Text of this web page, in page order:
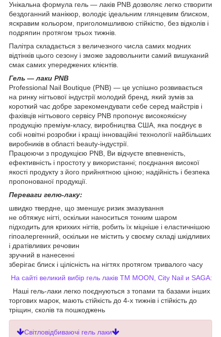
Унікальна формула гель ― лаків PNB дозволяє легко створити
бездоганний манікюр, володіє ідеальним глянцевим блиском,
яскравим кольором, приголомшливою стійкістю, без відколів і
подряпин протягом трьох тижнів.
Палітра складається з величезного числа самих модних
відтінків цього сезону і зможе задовольнити самий вишуканий
смак самих упереджених клієнтів.
Гель ― лаки PNB
Professional Nail Boutique (PNB) — це успішно розвивається
на ринку нігтьової індустрії молодий бренд, який зумів за
короткий час добре зарекомендувати себе серед майстрів і
фахівців нігтьового сервісу PNB пропонує високоякісну
продукцію преміум-класу, виробництва США, яка поєднує в
собі новітні розробки і кращі інноваційні технології найбільших
виробників в області beauty-індустрії.
Працюючи з продукцією PNB, Ви відчуєте впевненість,
ефективність і простоту у використанні; поєднання високої
якості продукту з його прийнятною ціною; надійність і безпека
пропонованої продукції.
Переваги гелю-лаку:
швидко твердне, що зменшує ризик змазування
не обтяжує нігті, оскільки наноситься тонким шаром
підходить для крихких нігтів, робить їх міцніше і еластичнішою
гіпоалергенний, оскільки не містить у своєму складі шкідливих
і дратівливих речовин
зручний в нанесенні
зберігає блиск і цілісність на нігтях протягом тривалого часу
На сайті великий вибір гель лаків ТМ MOON, City Nail и SAGA:
Наші гель-лаки легко поєднуються з топами та базами інших
торгових марок, мають стійкість до 4-х тижнів і стійкість до
тріщин, сколів та пошкоджень
Світловідбиваючі гель лаки